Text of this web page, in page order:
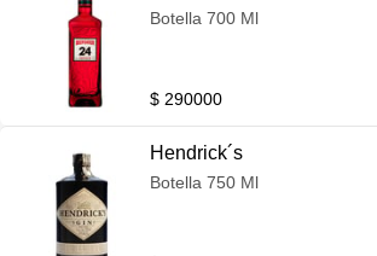
Botella 700 Ml
$ 290000
Hendrick´s
Botella 750 Ml